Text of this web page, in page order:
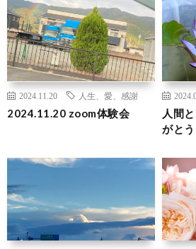
2024.11.20 人生、愛、感謝
2024.11.20 zoom体験会
人間
がとう